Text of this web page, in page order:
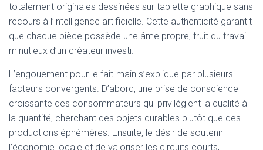
totalement originales dessinées sur tablette graphique sans
recours à l’intelligence artificielle. Cette authenticité garantit
que chaque pièce possède une âme propre, fruit du travail
minutieux d’un créateur investi.
L’engouement pour le fait-main s’explique par plusieurs
facteurs convergents. D’abord, une prise de conscience
croissante des consommateurs qui privilégient la qualité à
la quantité, cherchant des objets durables plutôt que des
productions éphémères. Ensuite, le désir de soutenir
l’économie locale et de valoriser les circuits courts,